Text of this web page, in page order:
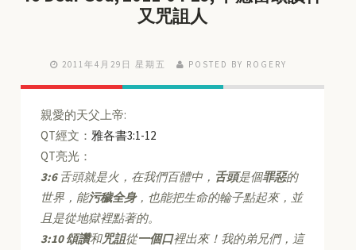
又咒詛人
2011年4月29日 星期五 POSTED BY ROGERY
親愛的天父上帝:
QT經文： 雅各書3:1-12
QT亮光：
3:6舌頭就是火，在我們百體中， 舌頭是個罪惡的
世界，能污穢全身，也能把生命的輪子點起來，並
且是從地獄裡點著的。
3:10 頌讚和咒詛從一個口裡出來！我的弟兄們，這